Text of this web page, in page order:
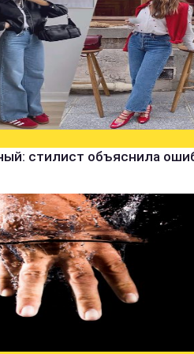
стилист объяснила